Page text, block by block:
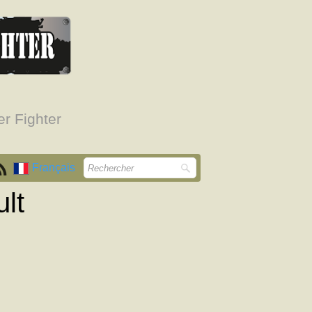
Fighter
Français